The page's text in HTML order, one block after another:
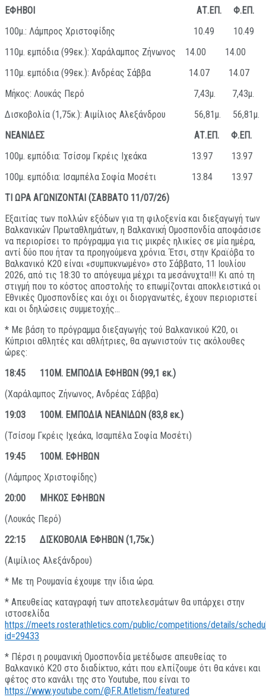
ΕΦΗΒΟΙ ΑΤ.ΕΠ. Φ.ΕΠ.
100μ.: Λάμπρος Χριστοφίδης 10.49 10.49
110μ. εμπόδια (99εκ.): Χαράλαμπος Ζήνωνος 14.00 14.00
110μ. εμπόδια (99εκ.): Ανδρέας Σάββα 14.07 14.07
Μήκος: Λουκάς Περό 7,43μ. 7,43μ.
Δισκοβολία (1,75κ.): Αιμίλιος Αλεξάνδρου 56,81μ. 56,81μ.
ΝΕΑΝΙΔΕΣ ΑΤ.ΕΠ. Φ.ΕΠ.
100μ. εμπόδια: Τσίσομ Γκρέις Ιχεάκα 13.97 13.97
100μ. εμπόδια: Ισαμπέλα Σοφία Μοσέτι 13.84 13.97
ΤΙ ΩΡΑ ΑΓΩΝΙΖΟΝΤΑΙ (ΣΑΒΒΑΤΟ 11/07/26)
Εξαιτίας των πολλών εξόδων για τη φιλοξενία και διεξαγωγή των
Βαλκανικών Πρωταθλημάτων, η Βαλκανική Ομοσπονδία αποφάσισε
να περιορίσει το πρόγραμμα για τις μικρές ηλικίες σε μία ημέρα,
αντί δύο που ήταν τα προηγούμενα χρόνια. Έτσι, στην Κραϊόβα το
Βαλκανικό Κ20 είναι «συμπυκνωμένο» στο Σάββατο, 11 Ιουλίου
2026, από τις 18:30 το απόγευμα μέχρι τα μεσάνυχτα!!! Κι από τη
στιγμή που το κόστος αποστολής το επωμίζονται αποκλειστικά οι
Εθνικές Ομοσπονδίες και όχι οι διοργανωτές, έχουν περιοριστεί
και οι δηλώσεις συμμετοχής…
* Με βάση το πρόγραμμα διεξαγωγής τού Βαλκανικού Κ20, οι
Κύπριοι αθλητές και αθλήτριες, θα αγωνιστούν τις ακόλουθες
ώρες:
18:45 110Μ. ΕΜΠΟΔΙΑ ΕΦΗΒΩΝ (99,1 εκ.)
(Χαράλαμπος Ζήνωνος, Ανδρέας Σάββα)
19:03 100Μ. ΕΜΠΟΔΙΑ ΝΕΑΝΙΔΩΝ (83,8 εκ.)
(Τσίσομ Γκρέις Ιχεάκα, Ισαμπέλα Σοφία Μοσέτι)
19:45 100Μ. ΕΦΗΒΩΝ
(Λάμπρος Χριστοφίδης)
20:00 ΜΗΚΟΣ ΕΦΗΒΩΝ
(Λουκάς Περό)
22:15 ΔΙΣΚΟΒΟΛΙΑ ΕΦΗΒΩΝ (1,75κ.)
(Αιμίλιος Αλεξάνδρου)
* Με τη Ρουμανία έχουμε την ίδια ώρα.
* Απευθείας καταγραφή των αποτελεσμάτων θα υπάρχει στην
ιστοσελίδα
https://meets.rosterathletics.com/public/competitions/details/
id=29433
* Πέρσι η ρουμανική Ομοσπονδία μετέδωσε απευθείας το
Βαλκανικό Κ20 στο διαδίκτυο, κάτι που ελπίζουμε ότι θα κάνει και
φέτος στο κανάλι της στο Youtube, που είναι το
https://www.youtube.com/@F.R.Atletism/featured